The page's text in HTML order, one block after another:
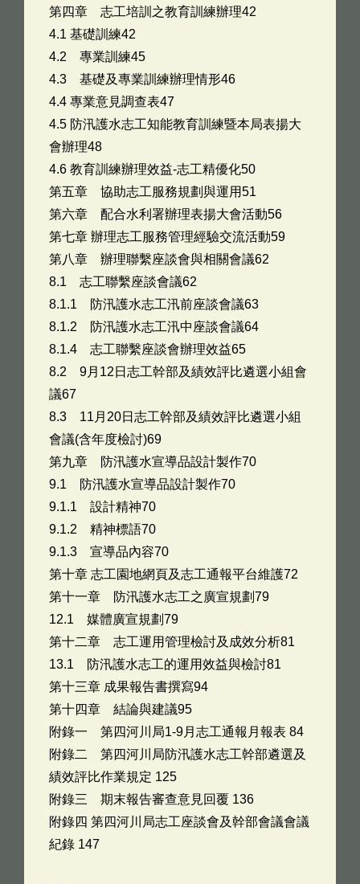
第四章 志工培訓之教育訓練辦理42
4.1 基礎訓練42
4.2 專業訓練45
4.3 基礎及專業訓練辦理情形46
4.4 專業意見調查表47
4.5 防汛護水志工知能教育訓練暨本局表揚大
會辦理48
4.6 教育訓練辦理效益-志工精優化50
第五章 協助志工服務規劃與運用51
第六章 配合水利署辦理表揚大會活動56
第七章 辦理志工服務管理經驗交流活動59
第八章 辦理聯繫座談會與相關會議62
8.1 志工聯繫座談會議62
8.1.1 防汛護水志工汛前座談會議63
8.1.2 防汛護水志工汛中座談會議64
8.1.4 志工聯繫座談會辦理效益65
8.2 9月12日志工幹部及績效評比遴選小組會
議67
8.3 11月20日志工幹部及績效評比遴選小組
會議(含年度檢討)69
第九章 防汛護水宣導品設計製作70
9.1 防汛護水宣導品設計製作70
9.1.1 設計精神70
9.1.2 精神標語70
9.1.3 宣導品內容70
第十章 志工園地網頁及志工通報平台維護72
第十一章 防汛護水志工之廣宣規劃79
12.1 媒體廣宣規劃79
第十二章 志工運用管理檢討及成效分析81
13.1 防汛護水志工的運用效益與檢討81
第十三章 成果報告書撰寫94
第十四章 結論與建議95
附錄一 第四河川局1-9月志工通報月報表 84
附錄二 第四河川局防汛護水志工幹部遴選及
績效評比作業規定 125
附錄三 期末報告審查意見回覆 136
附錄四 第四河川局志工座談會及幹部會議會議
紀錄 147